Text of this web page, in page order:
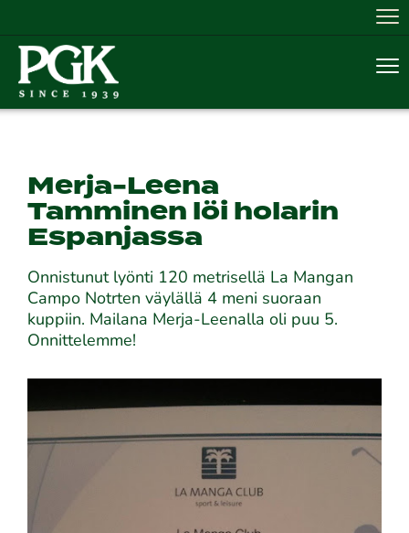
Merja-Leena
Tamminen löi holarin
Espanjassa
Onnistunut lyönti 120 metrisellä La Mangan
Campo Notrten väylällä 4 meni suoraan
kuppiin. Mailana Merja-Leenalla oli puu 5.
Onnittelemme!